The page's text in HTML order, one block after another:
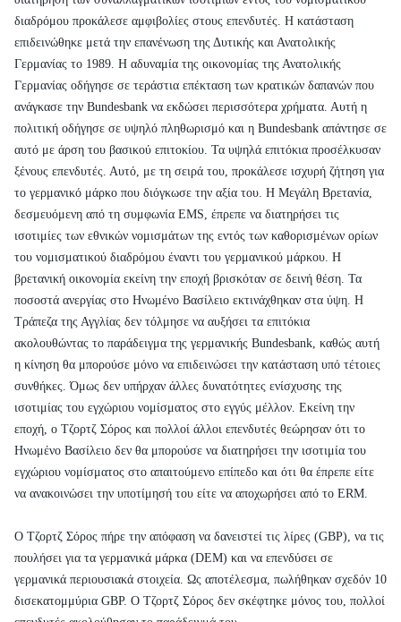
διαδρόμου προκάλεσε αμφιβολίες στους επενδυτές. Η κατάσταση
επιδεινώθηκε μετά την επανένωση της Δυτικής και Ανατολικής
Γερμανίας το 1989. Η αδυναμία της οικονομίας της Ανατολικής
Γερμανίας οδήγησε σε τεράστια επέκταση των κρατικών δαπανών που
ανάγκασε την Bundesbank να εκδώσει περισσότερα χρήματα. Αυτή η
πολιτική οδήγησε σε υψηλό πληθωρισμό και η Bundesbank απάντησε σε
αυτό με άρση του βασικού επιτοκίου. Τα υψηλά επιτόκια προσέλκυσαν
ξένους επενδυτές. Αυτό, με τη σειρά του, προκάλεσε ισχυρή ζήτηση για
το γερμανικό μάρκο που διόγκωσε την αξία του. Η Μεγάλη Βρετανία,
δεσμευόμενη από τη συμφωνία EMS, έπρεπε να διατηρήσει τις
ισοτιμίες των εθνικών νομισμάτων της εντός των καθορισμένων ορίων
του νομισματικού διαδρόμου έναντι του γερμανικού μάρκου. Η
βρετανική οικονομία εκείνη την εποχή βρισκόταν σε δεινή θέση. Τα
ποσοστά ανεργίας στο Ηνωμένο Βασίλειο εκτινάχθηκαν στα ύψη. Η
Τράπεζα της Αγγλίας δεν τόλμησε να αυξήσει τα επιτόκια
ακολουθώντας το παράδειγμα της γερμανικής Bundesbank, καθώς αυτή
η κίνηση θα μπορούσε μόνο να επιδεινώσει την κατάσταση υπό τέτοιες
συνθήκες. Όμως δεν υπήρχαν άλλες δυνατότητες ενίσχυσης της
ισοτιμίας του εγχώριου νομίσματος στο εγγύς μέλλον. Εκείνη την
εποχή, ο Τζορτζ Σόρος και πολλοί άλλοι επενδυτές θεώρησαν ότι το
Ηνωμένο Βασίλειο δεν θα μπορούσε να διατηρήσει την ισοτιμία του
εγχώριου νομίσματος στο απαιτούμενο επίπεδο και ότι θα έπρεπε είτε
να ανακοινώσει την υποτίμησή του είτε να αποχωρήσει από το ERM.
Ο Τζορτζ Σόρος πήρε την απόφαση να δανειστεί τις λίρες (GBP), να τις
πουλήσει για τα γερμανικά μάρκα (DEM) και να επενδύσει σε
γερμανικά περιουσιακά στοιχεία. Ως αποτέλεσμα, πωλήθηκαν σχεδόν 10
δισεκατομμύρια GBP. Ο Τζορτζ Σόρος δεν σκέφτηκε μόνος του, πολλοί